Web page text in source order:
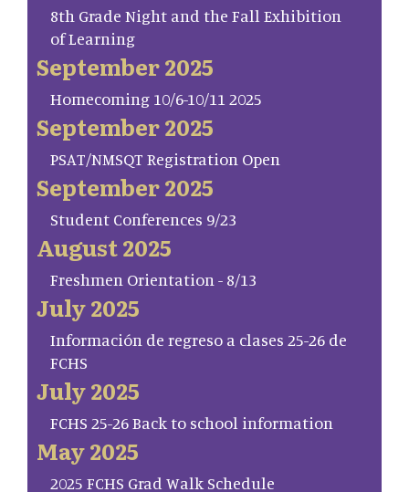
8th Grade Night and the Fall Exhibition
of Learning
September 2025
Homecoming 10/6-10/11 2025
September 2025
PSAT/NMSQT Registration Open
September 2025
Student Conferences 9/23
August 2025
Freshmen Orientation - 8/13
July 2025
Información de regreso a clases 25-26 de
FCHS
July 2025
FCHS 25-26 Back to school information
May 2025
2025 FCHS Grad Walk Schedule